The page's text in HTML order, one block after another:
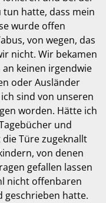
tun hatte, dass mein
wurde offen
von wegen, das
nicht. Wir bekamen
keinen irgendwie
oder Ausländer
sind von unseren
worden. Hätte ich
und
Türe zugeknallt
von denen
gefallen lassen
nicht offenbaren
geschrieben hatte.